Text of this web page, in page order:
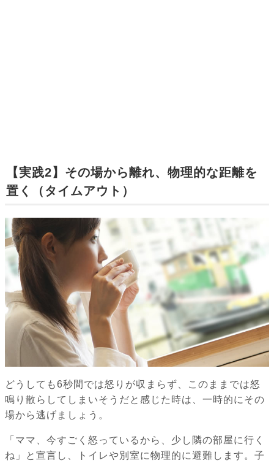
【実践2】その場から離れ、物理的な距離を
置く（タイムアウト）
どうしても6秒間では怒りが収まらず、このままでは怒
鳴り散らしてしまいそうだと感じた時は、一時的にその
場から逃げましょう。
「ママ、今すごく怒っているから、少し隣の部屋に行く
ね」と宣言し、トイレや別室に物理的に避難します。子